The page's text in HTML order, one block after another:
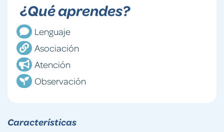
¿Qué aprendes?
Lenguaje
Asociación
Atención
Observación
Características